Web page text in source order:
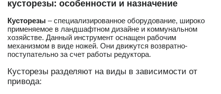
кусторезы: особенности и назначение
Кусторезы – специализированное оборудование, широко
применяемое в ландшафтном дизайне и коммунальном
хозяйстве. Данный инструмент оснащен рабочим
механизмом в виде ножей. Они движутся возвратно-
поступательно за счет работы редуктора.
Кусторезы разделяют на виды в зависимости от
привода: